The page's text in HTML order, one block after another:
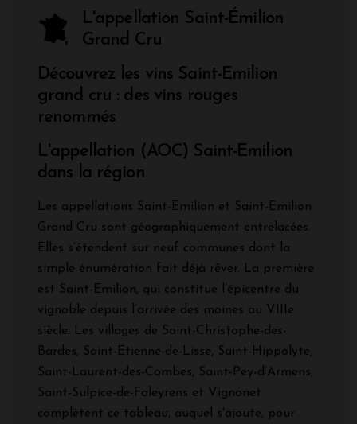
L'appellation Saint-Émilion
Grand Cru
Découvrez les vins Saint-Emilion
grand cru : des vins rouges
renommés
L'appellation (AOC) Saint-Emilion
dans la région
Les appellations Saint-Emilion et Saint-Emilion
Grand Cru sont géographiquement entrelacées.
Elles s’étendent sur neuf communes dont la
simple énumération fait déjà rêver. La première
est Saint-Emilion, qui constitue l’épicentre du
vignoble depuis l’arrivée des moines au VIIIe
siècle. Les villages de Saint-Christophe-des-
Bardes, Saint-Etienne-de-Lisse, Saint-Hippolyte,
Saint-Laurent-des-Combes, Saint-Pey-d’Armens,
Saint-Sulpice-de-Faleyrens et Vignonet
complètent ce tableau, auquel s'ajoute, pour